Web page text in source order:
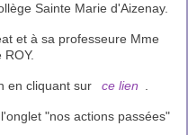
Sainte Marie d'Aizenay.
et à sa professeure Mme
en cliquant sur ce lien
"nos actions passées"